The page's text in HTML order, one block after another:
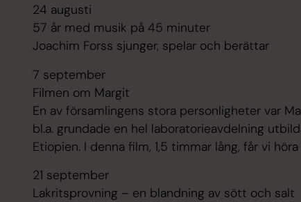
24 augusti
57 år med musik på 45 minuter
Joachim Forss sjunger, spelar och berättar
7 september
Filmen om Margit
En av församlingens stora personligheter var
bl.a. grundade en hel laboratorieavdelning
Etiopien. I denna film, 1,5 timmar lång, får vi
21 september
Lakritsprovning – en blandning av sött och salt